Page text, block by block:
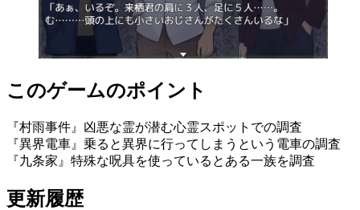
このゲームのポイント
『村雨事件』凶悪な霊が潜む心霊スポットでの調査
『異界電車』乗ると異界に行ってしまうという電車の調査
『九条家』特殊な呪具を使っているとある一族を調査
更新履歴